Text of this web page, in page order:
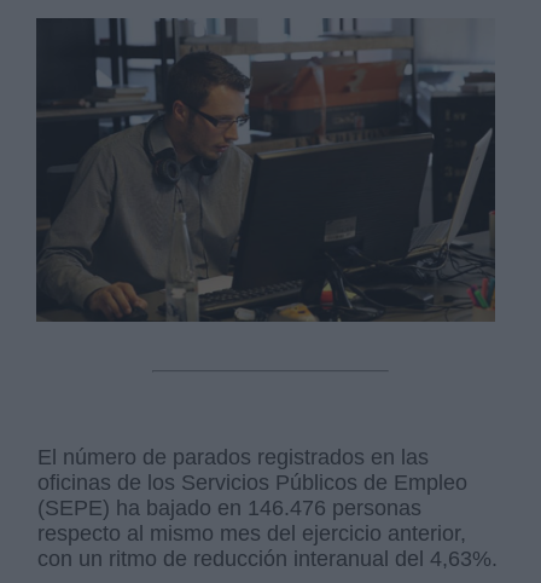
El número de parados registrados en las
oficinas de los Servicios Públicos de Empleo
(SEPE) ha bajado en 146.476 personas
respecto al mismo mes del ejercicio anterior,
con un ritmo de reducción interanual del 4,63%.
Información adicional
link